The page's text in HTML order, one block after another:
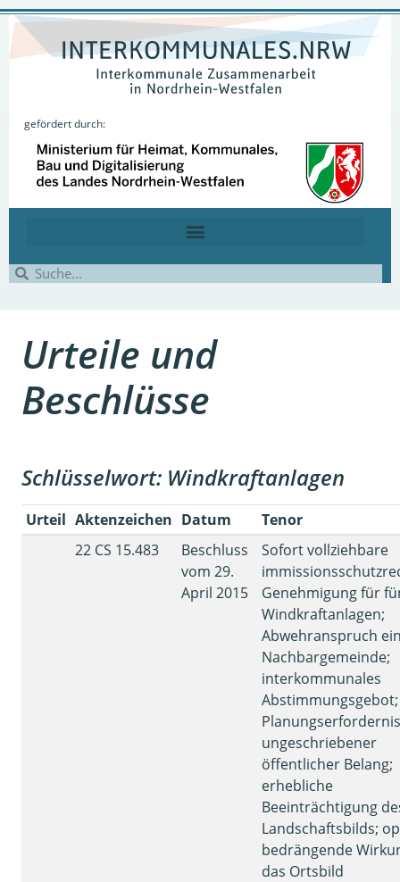
gefördert durch:
Urteile und
Beschlüsse
Schlüsselwort: Windkraftanlagen
Urteil Aktenzeichen Datum
Tenor
22 CS 15.483
Beschluss
vom 29.
April 2015
Sofort vollziehbare
Genehmigung für
Windkraftanlagen;
Abwehranspruch
Nachbargemeinde;
interkommunales
Abstimmungsgebot;
ungeschriebener
öffentlicher Belang;
erhebliche
Beeinträchtigung
Landschaftsbilds;
bedrängende
das Ortsbild